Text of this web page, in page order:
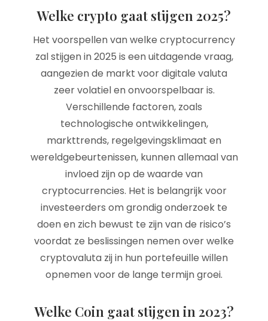
Welke crypto gaat stijgen 2025?
Het voorspellen van welke cryptocurrency
zal stijgen in 2025 is een uitdagende vraag,
aangezien de markt voor digitale valuta
zeer volatiel en onvoorspelbaar is.
Verschillende factoren, zoals
technologische ontwikkelingen,
markttrends, regelgevingsklimaat en
wereldgebeurtenissen, kunnen allemaal van
invloed zijn op de waarde van
cryptocurrencies. Het is belangrijk voor
investeerders om grondig onderzoek te
doen en zich bewust te zijn van de risico’s
voordat ze beslissingen nemen over welke
cryptovaluta zij in hun portefeuille willen
opnemen voor de lange termijn groei.
Welke Coin gaat stijgen in 2023?